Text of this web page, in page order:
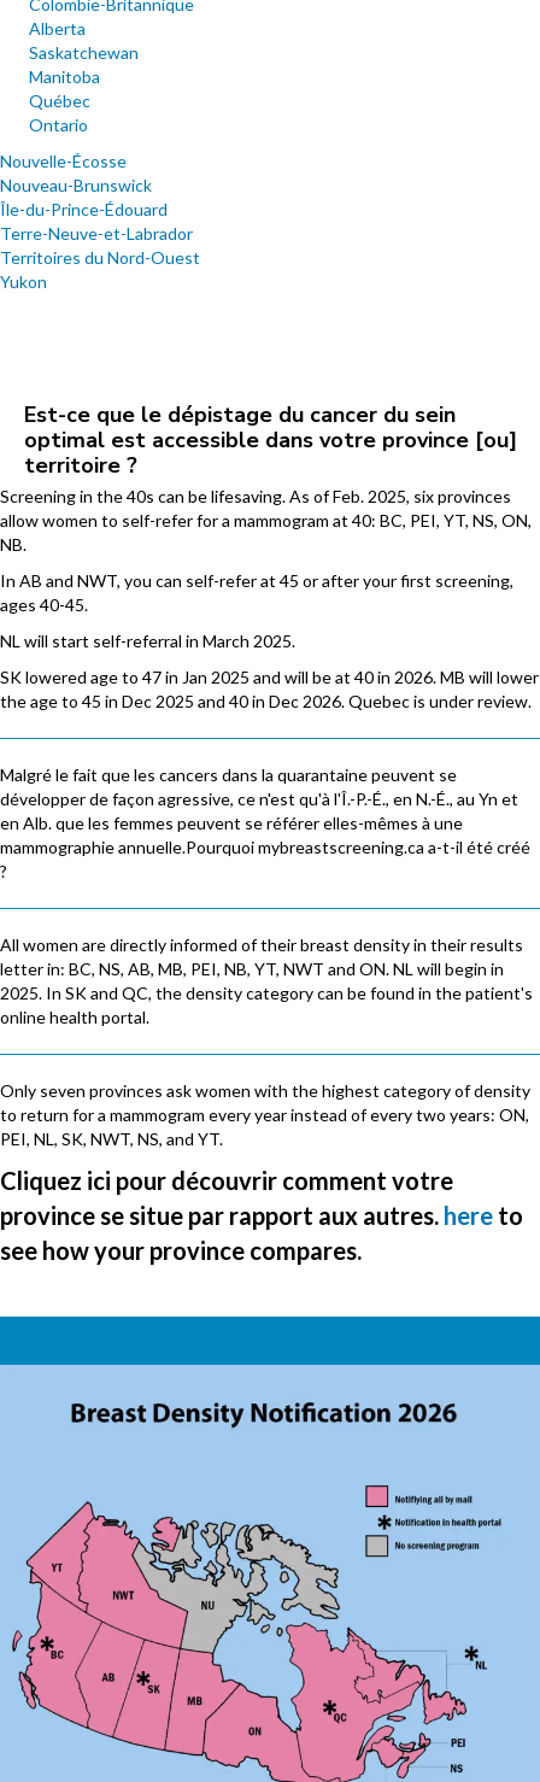
Colombie-Britannique
Alberta
Saskatchewan
Manitoba
Québec
Ontario
Nouvelle-Écosse
Nouveau-Brunswick
Île-du-Prince-Édouard
Terre-Neuve-et-Labrador
Territoires du Nord-Ouest
Yukon
Est-ce que le dépistage du cancer du sein
optimal est accessible dans votre province [ou]
territoire ?
Screening in the 40s can be lifesaving. As of Feb. 2025, six provinces
allow women to self-refer for a mammogram at 40: BC, PEI, YT, NS, ON,
NB.
In AB and NWT, you can self-refer at 45 or after your first screening,
ages 40-45.
NL will start self-referral in March 2025.
SK lowered age to 47 in Jan 2025 and will be at 40 in 2026. MB will lower
the age to 45 in Dec 2025 and 40 in Dec 2026. Quebec is under review.
Malgré le fait que les cancers dans la quarantaine peuvent se
développer de façon agressive, ce n'est qu'à l'Î.-P.-É., en N.-É., au Yn et
en Alb. que les femmes peuvent se référer elles-mêmes à une
mammographie annuelle.Pourquoi mybreastscreening.ca a-t-il été créé
?
All women are directly informed of their breast density in their results
letter in: BC, NS, AB, MB, PEI, NB, YT, NWT and ON. NL will begin in
2025. In SK and QC, the density category can be found in the patient's
online health portal.
Only seven provinces ask women with the highest category of density
to return for a mammogram every year instead of every two years: ON,
PEI, NL, SK, NWT, NS, and YT.
Cliquez ici pour découvrir comment votre
province se situe par rapport aux autres. here to
see how your province compares.